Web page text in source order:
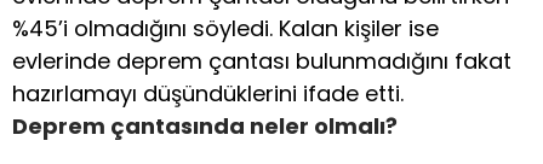
%45’i olmadığını söyledi. Kalan kişiler ise
evlerinde deprem çantası bulunmadığını fakat
hazırlamayı düşündüklerini ifade etti.
Deprem çantasında neler olmalı?